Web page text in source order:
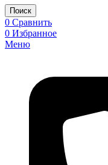
Поиск
0 Сравнить
0 Избранное
Меню